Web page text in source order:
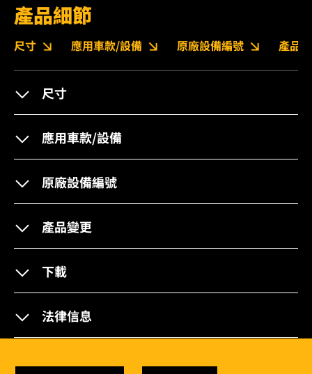
產品細節
尺寸 應用車款/設備 原廠設備編號 產品
尺寸
應用車款/設備
原廠設備編號
產品變更
下載
法律信息